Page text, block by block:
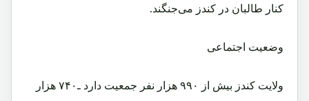
کنار طالبان در کندز می‌جنگند.
وضعیت اجتماعی
ولایت کندز بیش از ۹۹۰ هزار نفر جمعیت دارد ـ۷۴۰ هزار